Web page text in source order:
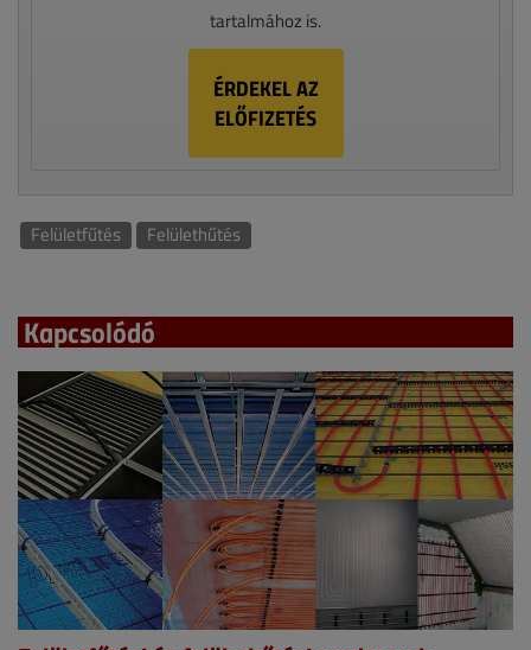
tartalmához is.
ÉRDEKEL AZ
ELŐFIZETÉS
Felületfűtés Felülethűtés
Kapcsolódó